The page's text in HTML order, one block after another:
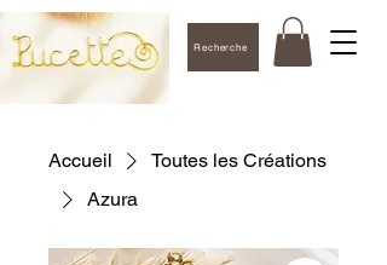
Recherche
Accueil
Toutes les Créations
Azura